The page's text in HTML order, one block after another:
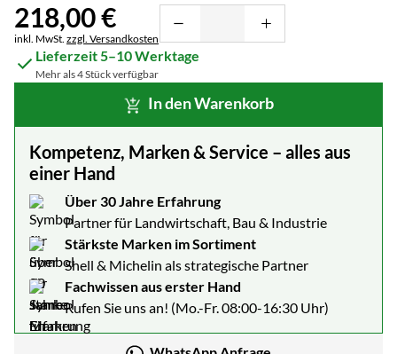
218,00€
Steuerhinweis:
inkl. MwSt. zzgl. Versandkosten
Lieferzeit 5–10 Werktage
Mehr als 4 Stück verfügbar
In den Warenkorb
Kompetenz, Marken & Service – alles aus
einer Hand
Über 30 Jahre Erfahrung
Partner für Landwirtschaft, Bau & Industrie
Stärkste Marken im Sortiment
Shell & Michelin als strategische Partner
Fachwissen aus erster Hand
Rufen Sie uns an! (Mo.-Fr. 08:00-16:30 Uhr)